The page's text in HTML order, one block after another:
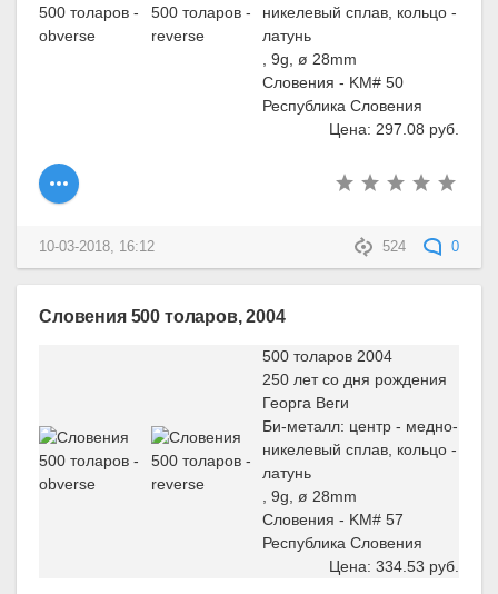
никелевый сплав, кольцо -
латунь
, 9g, ø 28mm
Словения - KM# 50
Республика Словения
Цена: 297.08 руб.
524 0
10-03-2018, 16:12
Словения 500 толаров, 2004
500 толаров 2004
250 лет со дня рождения
Георга Веги
Би-металл: центр - медно-
никелевый сплав, кольцо -
латунь
, 9g, ø 28mm
Словения - KM# 57
Республика Словения
Цена: 334.53 руб.